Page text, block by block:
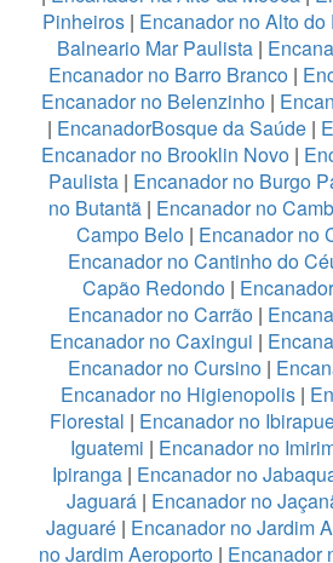
Pinheiros| Encanador no Alto do
Balneario Mar Paulista|
Encanador no Barro Branco |
Encanador no Belenzinho|
| EncanadorBosque da Saúde|
Encanador no Brooklin Novo |
Paulista| Encanador no Burgo
no Butantã| Encanador no
Campo Belo | Encanador no
Encanador no Cantinho do
Capão Redondo|
Encanador no Carrão|
Encanador no Caxingui |
Encanador no Cursino |
Encanador no Higienopolis|
Florestal | Encanador no
Iguatemi | Encanador no
Ipiranga | Encanador no
Jaguará | Encanador no
Jaguaré | Encanador no Jardim
no Jardim Aeroporto | Encanador